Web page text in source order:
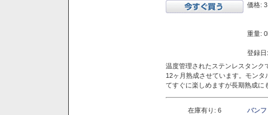
価格:
重量:
登録
温度管理されたステンレスタンク
12ヶ月熟成させています。モン
てすぐに楽しめますが長期熟成に
在庫有り: 6
バン